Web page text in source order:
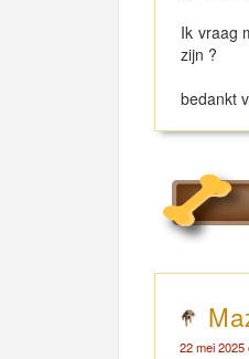
Ik vraag
zijn ?
bedankt
22 mei 2025